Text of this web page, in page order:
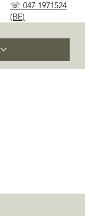
☏ 047 1971524
(BE)